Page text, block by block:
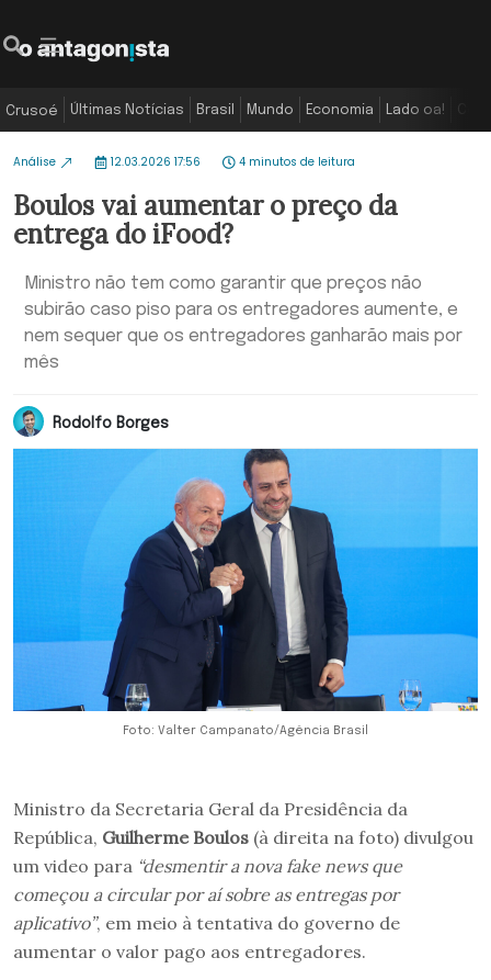
Crusoé Últimas Notícias Brasil Mundo Economia Lado oa!
Análise 12.03.2026 17:56 4 minutos de leitura
Boulos vai aumentar o preço da
entrega do iFood?
Ministro não tem como garantir que preços não
subirão caso piso para os entregadores aumente, e
nem sequer que os entregadores ganharão mais por
mês
Rodolfo Borges
Foto: Valter Campanato/Agência Brasil
Ministro da Secretaria Geral da Presidência da
República, Guilherme Boulos (à direita na foto) divulgou
um video para “desmentir a nova fake news que
começou a circular por aí sobre as entregas por
aplicativo”, em meio à tentativa do governo de
aumentar o valor pago aos entregadores.